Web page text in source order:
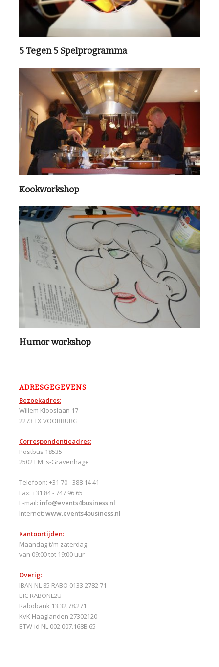
5 Tegen 5 Spelprogramma
Kookworkshop
Humor workshop
ADRESGEGEVENS
Bezoekadres:
Willem Klooslaan 17
2273 TX VOORBURG
Correspondentieadres:
Postbus 18535
2502 EM 's-Gravenhage
Telefoon: +31 70 - 388 14 41
Fax: +31 84 - 747 96 65
E-mail: info@events4business.nl
Internet: www.events4business.nl
Kantoortijden:
Maandag t/m zaterdag
van 09:00 tot 19:00 uur
Overig:
IBAN NL 85 RABO 0133 2782 71
BIC RABONL2U
Rabobank 13.32.78.271
KvK Haaglanden 27302120
BTW-id NL 002.007.168B.65